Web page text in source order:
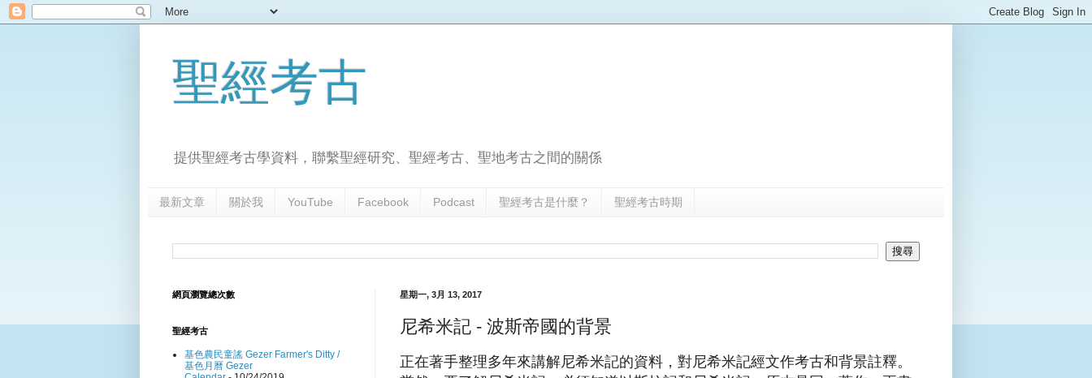
聖經考古
提供聖經考古學資料，聯繫聖經研究、聖經考古、聖地考古之間的關係
最新文章 關於我 YouTube Facebook Podcast 聖經考古是什麼？ 聖經考古時期
星期一, 3月 13, 2017
尼希米記 - 波斯帝國的背景
正在著手整理多年來講解尼希米記的資料，對尼希米記經文作考古和背景註釋。
網頁瀏覽總次數
聖經考古
基色農民童謠 Gezer Farmer's Ditty /
基色月曆 Gezer